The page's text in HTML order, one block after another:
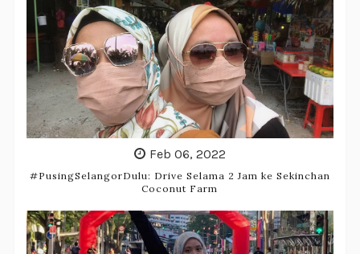
Feb 06, 2022
#PusingSelangorDulu: Drive Selama 2 Jam ke Sekinchan
Coconut Farm